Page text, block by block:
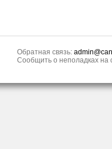
Обратная связь:
Сообщить о неполадках на